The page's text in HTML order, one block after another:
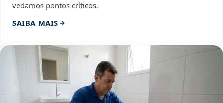
vedamos pontos críticos.
SAIBA MAIS